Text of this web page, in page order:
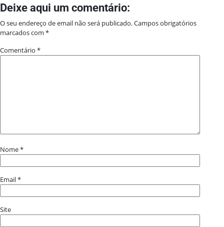
Deixe aqui um comentário:
O seu endereço de email não será publicado.Campos obrigatórios
marcados com *
Comentário *
Nome*
Email*
Site